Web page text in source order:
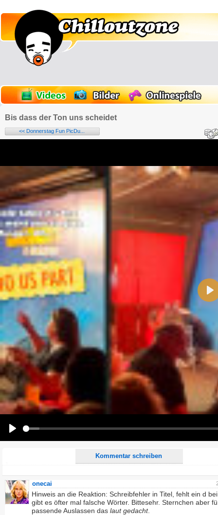
Bis dass der Ton uns scheidet
<< Donnerstag Fun PicDu...
Kommentar schreiben
Name:
E-Mail-Adresse (optional):
Kommentar:
Alle HTML-Tags außer <br>, <strike> und <i> werden aus Deinem Kommentar entfernt.
URLs werden automatisch umgewandelt. Bitte verwende "www." oder "http://" in URLs
Ich möchte eine E-Mail, wenn auf dieser Seite weitere Kommentare erscheinen.
onecai
Hinweis an die Reaktion: Schreibfehler in Titel, fehlt ein d
gibt es öfter mal falsche Wörter. Bittesehr. Sternchen aber
passende Auslassen das laut gedacht.